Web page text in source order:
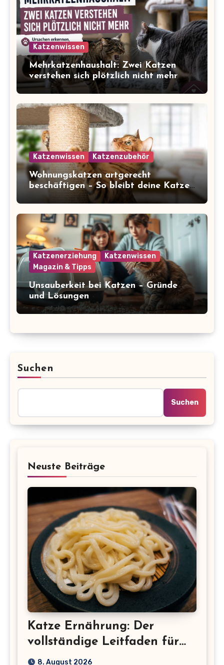
Katzenwissen
Mehrkatzenhaushalt: Zwei Katzen
verstehen sich plötzlich nicht mehr
Katzenwissen Katzenzubehör
Wohnungskatzen artgerecht
beschäftigen – So bleibt deine Katze
glücklich und gesund
Katzenerziehung
Katzenwissen
Magazin & Tipps
Unsauberkeit bei Katzen – Gründe
und Lösungen
Suchen
Suchen
Neuste Beiträge
Katze Ernährung: Der
vollständige Leitfaden für
eine gesunde Katze
8. August 2026